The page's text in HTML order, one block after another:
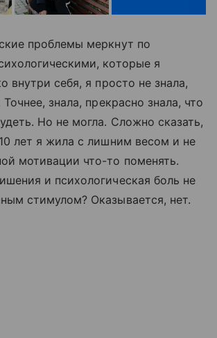
проблемы меркнут по
которые я
внутри себя, я просто не знала,
знала, прекрасно знала, что
Но не могла. Сложно сказать,
лет я жила с лишним весом и не
мотивации что-то поменять.
и психологическая боль не
стимулом? Оказывается, нет.